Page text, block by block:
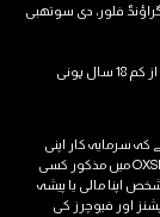
آفس گراؤنڈ فلور، دی سوتھبی
OXShare کی خدمات استعمال کرنے کے لیے کلائنٹس کی عمر کم از کم 18 سال ہونی
سرمایہ کار اپنی
اصل سرمایہ کاری سے بھی زیادہ رقم کھو سکتے ہیں۔ OXShare.com میں مذکور کسی
اپنا مالی یا پیشہ
اور فیوچرز کی